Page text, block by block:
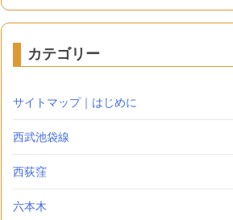
カテゴリー
サイトマップ｜はじめに
西武池袋線
西荻窪
六本木